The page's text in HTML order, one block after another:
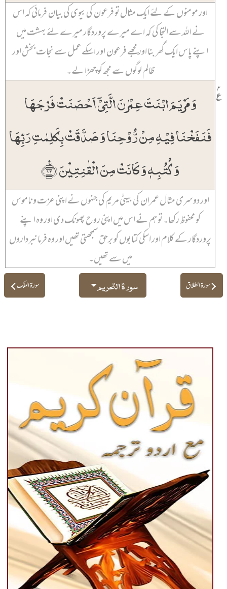
اور مومنوں کے لئے ایک مثال تو فرعون کی بیوی کی بیان فرمائی کہ اس
نے اللہ سے التجا کی کہ اے میرے پروردگار میرے لئے بہشت میں
اپنے پاس ایک گھر بنا اور مجھے فرعون اور اسکے عمل سے نجات بخش اور
ظالم لوگوں سے مجھ کو چھڑا لے۔
وَ مَرۡیَمَ ابۡنَتَ عِمۡرٰنَ الَّتِیۡۤ اَحۡصَنَتۡ فَرۡجَہَا
فَنَفَخۡنَا فِیۡہِ مِنۡ رُّوۡحِنَا وَ صَدَّقَتۡ بِکَلِمٰتِ رَبِّہَا
وَ کُتُبِہٖ وَ کَانَتۡ مِنَ الۡقٰنِتِیۡنَ ﴿٪۱۲﴾
۲
اور دوسری مثال عمران کی بیٹی مریم کی جنہوں نے اپنی عزت و ناموس
کو محفوظ رکھا۔ تو ہم نے اس میں اپنی روح پھونک دی اور وہ اپنے
پروردگار کے کلام اور اسکی کتابوں کو برحق سمجھتی تھیں اور وہ فرمانبرداروں
میں سے تھیں۔
سورۃ الطلاق سورۃ التحریم سورۃ الملک